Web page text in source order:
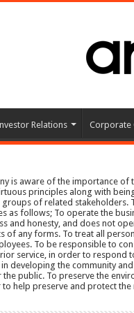
Relations Corporate
is aware of the importance of
principles along with
of related stakeholders.
as follows; To operate the
and honesty, and does not
any forms. To treat all
To be responsible to
service, in order to respond
developing the community
public. To preserve the
help preserve and protect the